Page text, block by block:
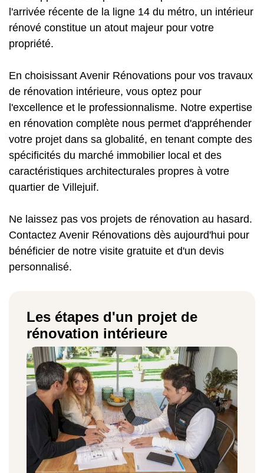
l'arrivée récente de la ligne 14 du métro, un intérieur
rénové constitue un atout majeur pour votre
propriété.
En choisissant Avenir Rénovations pour vos travaux
de rénovation intérieure, vous optez pour
l'excellence et le professionnalisme. Notre expertise
en rénovation complète nous permet d'appréhender
votre projet dans sa globalité, en tenant compte des
spécificités du marché immobilier local et des
caractéristiques architecturales propres à votre
quartier de Villejuif.
Ne laissez pas vos projets de rénovation au hasard.
Contactez Avenir Rénovations dès aujourd'hui pour
bénéficier de notre visite gratuite et d'un devis
personnalisé.
Les étapes d'un projet de
rénovation intérieure